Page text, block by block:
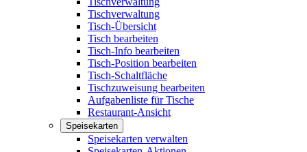
Tischverwaltung
Tisch-Übersicht
Tisch bearbeiten
Tisch-Info bearbeiten
Tisch-Position bearbeiten
Tisch-Schaltfläche
Tischzuweisung bearbeiten
Aufgabenliste für Tische
Restaurant-Ansicht
Speisekarten
Speisekarten verwalten